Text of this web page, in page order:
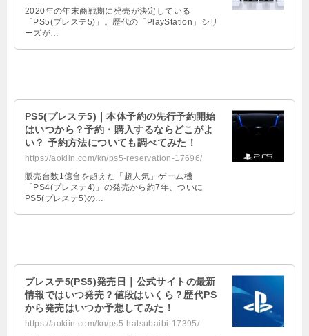
2020年の年末商戦期に発売が決定している
「PS5(プレステ5)」。歴代の「PlayStation」シリ
ーズが…
PS5(プレステ5)｜本体予約の先行予約開始
はいつから？予約・購入するならどこがよ
い？ 予約方法についても調べてみた！
https://aokiin.com/kn/ps5-reservation-17696/
販売台数1億台を超えた「超人気」ゲーム機
「PS4(プレステ4)」の発売から約7年、ついに
PS5(プレステ5)の…
プレステ5(PS5)発売日｜公式サイトの最新
情報ではいつ発売？値段はいくら？歴代PS
から発売はいつか予想してみた！
https://aokiin.com/kn/ps5-hatsubaibi-17395/